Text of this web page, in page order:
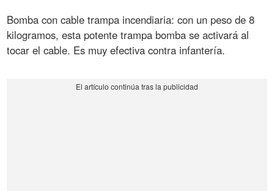
Bomba con cable trampa incendiaria: con un peso de 8
kilogramos, esta potente trampa bomba se activará al
tocar el cable. Es muy efectiva contra infantería.